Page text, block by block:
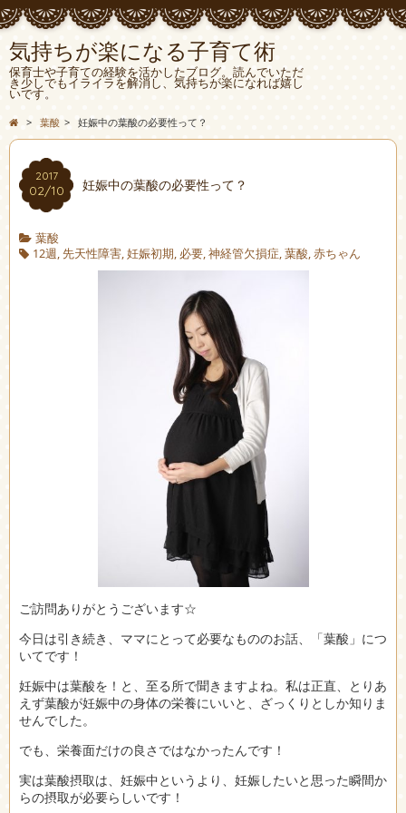
気持ちが楽になる子育て術
保育士や子育ての経験を活かしたブログ。読んでいただ
き少しでもイライラを解消し、気持ちが楽になれば嬉し
いです。
> 葉酸 > 妊娠中の葉酸の必要性って？
2017
02/10 妊娠中の葉酸の必要性って？
葉酸
12週,先天性障害,妊娠初期, 必要,神経管欠損症,葉酸,赤ちゃん
ご訪問ありがとうございます☆
今日は引き続き、ママにとって必要なもののお話、「葉酸」につ
いてです！
妊娠中は葉酸を！と、至る所で聞きますよね。私は正直、とりあ
えず葉酸が妊娠中の身体の栄養にいいと、ざっくりとしか知りま
せんでした。
でも、栄養面だけの良さではなかったんです！
実は葉酸摂取は、妊娠中というより、妊娠したいと思った瞬間か
らの摂取が必要らしいです！